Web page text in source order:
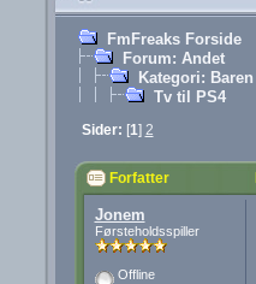
FmFreaks Forside
Forum: Andet
Kategori: Baren
Tv til PS4
Sider: [1] 2
Forfatter
Jonem
Førsteholdsspiller
Offline